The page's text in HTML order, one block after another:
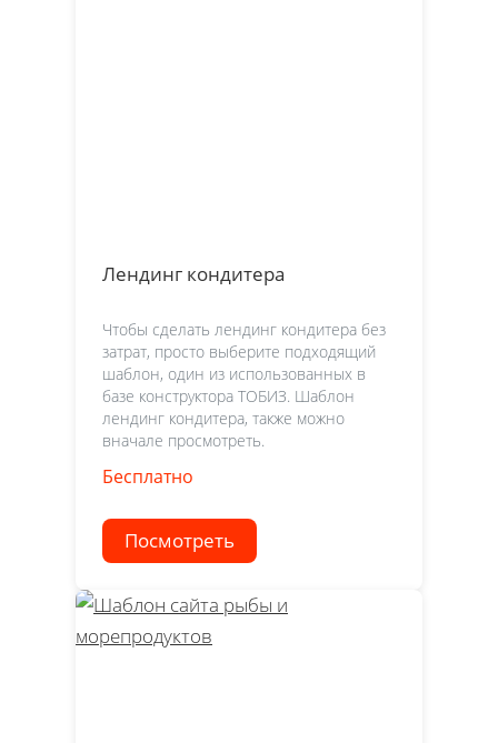
Лендинг кондитера
Чтобы сделать лендинг кондитера без
затрат, просто выберите подходящий
шаблон, один из использованных в
базе конструктора ТОБИЗ. Шаблон
лендинг кондитера, также можно
вначале просмотреть.
Бесплатно
Посмотреть